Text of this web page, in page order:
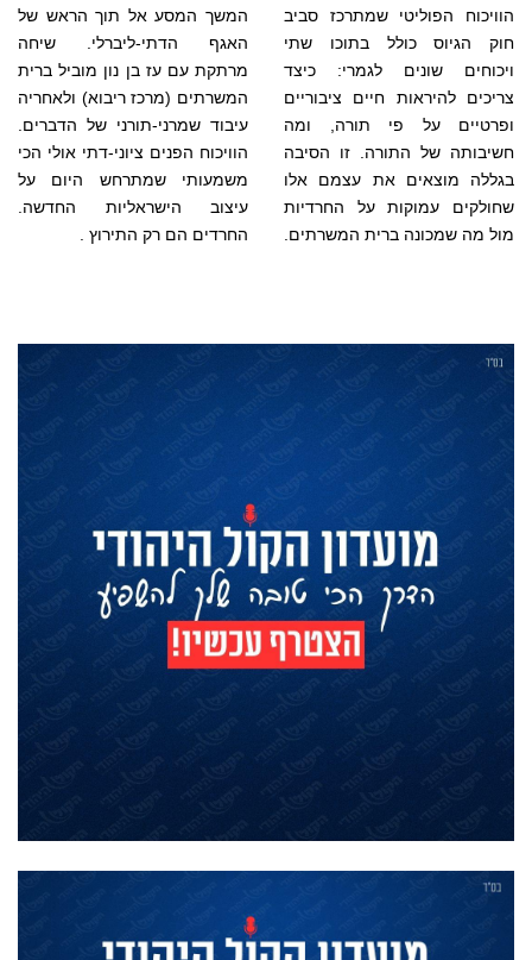
הוויכוח הפוליטי שמתרכז סביב
חוק הגיוס כולל בתוכו שתי
ויכוחים שונים לגמרי: כיצד
צריכים להיראות חיים ציבוריים
ופרטיים על פי תורה, ומה
חשיבותה של התורה. זו הסיבה
בגללה מוצאים את עצמם אלו
שחולקים עמוקות על החרדיות
מול מה שמכונה ברית המשרתים.
המשך המסע אל תוך הראש של
האגף הדתי-ליברלי. שיחה
מרתקת עם עז בן נון מוביל ברית
המשרתים (מרכז ריבוא) ולאחריה
עיבוד שמרני-תורני של הדברים.
הוויכוח הפנים ציוני-דתי אולי הכי
משמעותי שמתרחש היום על
עיצוב הישראליות החדשה.
החרדים הם רק התירוץ .